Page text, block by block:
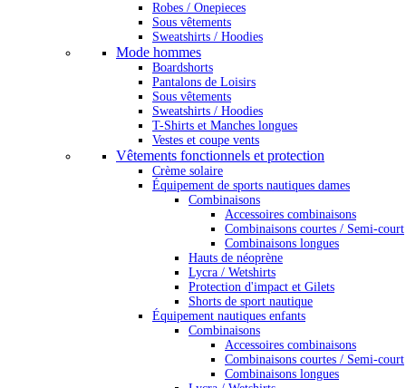
Robes / Onepieces
Sous vêtements
Sweatshirts / Hoodies
Mode hommes
Boardshorts
Pantalons de Loisirs
Sous vêtements
Sweatshirts / Hoodies
T-Shirts et Manches longues
Vestes et coupe vents
Vêtements fonctionnels et protection
Crème solaire
Équipement de sports nautiques dames
Combinaisons
Accessoires combinaisons
Combinaisons courtes / Semi-court
Combinaisons longues
Hauts de néoprène
Lycra / Wetshirts
Protection d'impact et Gilets
Shorts de sport nautique
Équipement nautiques enfants
Combinaisons
Accessoires combinaisons
Combinaisons courtes / Semi-court
Combinaisons longues